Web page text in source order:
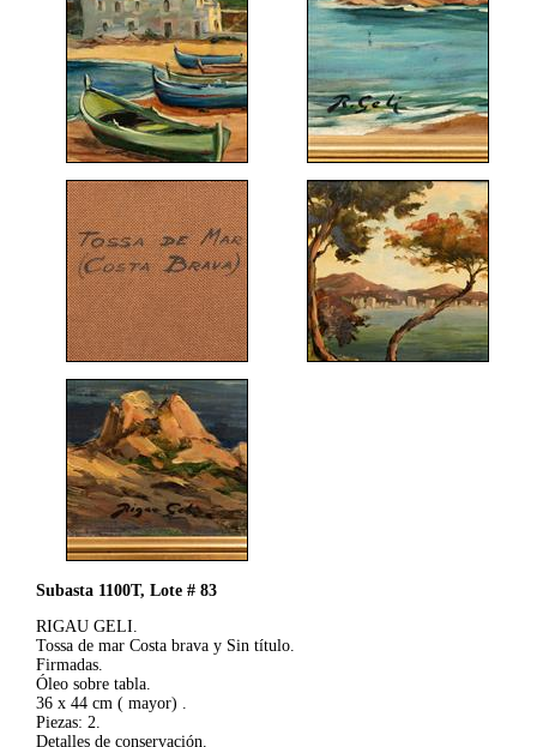
Subasta 1100T, Lote # 83
RIGAU GELI.
Tossa de mar Costa brava y Sin título.
Firmadas.
Óleo sobre tabla.
36 x 44 cm ( mayor) .
Piezas: 2.
Detalles de conservación.